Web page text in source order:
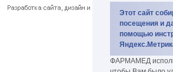
Этот сайт
посещения и
помощью
ФАРМАМЕД